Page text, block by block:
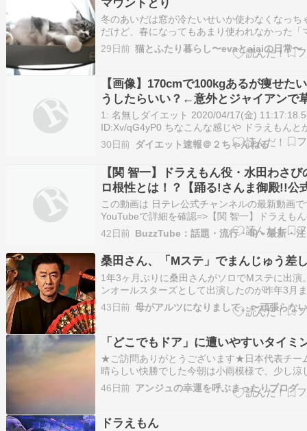
冬のあいだは窓が冷たいせいか使わなくなっち
だけど、春になってもあまり使われなかった「
トスクラッチャー」ですが、ここ数日ブーム再
おります。近所に同じの使ってる子がいてね。
最近使っているようで。そういう季節なんで…
29日前 猫とふたり暮らし〜evaとaiaiの日常〜
【画像】170cmで100kgあるが痩せた
うしたらいい？←意外とジャイアンで
1: 名無しダイエット 2020/04/17(金)
ID:Xv/qG4yP0 ちなこんな感じや ドラえもんと
イアン言われる 続きを読む
30日前 ダイエット速報＠２ちゃんねる
【関 智一】ドラえもん役・水田わさび
ロ根性とは！？【踊る!さんま御殿!!公
この動画は 日テレ公式チャンネルの最新動画
YouTubeで詳細を確認=>【関 智一】ドラえも
田わさびのプロ根性とは！？【踊る!さんま御
式】
42日前
桑田さん、「Mステ」でまんじゅう差
1年3ヶ月ぶりに桑田さんがソロでMステに出演
ンオールスターズとして出演したのが昨年3月
裏かぶり！サザン、2年ぶりMステ出演！ 『ま
裏かぶり！サザン、2年ぶりMステ出演！』サ
ュです！サザンオールスターズ、…
43日前
「どこでもドア」に遭いやすいタイミ
★ご訪問ありがとうございます★日本代表チー
晴らしい快勝でした今朝は小雨模様で、少し涼
助かる。今日も、一日お疲れさまてす 「どこ
ア」に遭いやすいタイミングドラえもんのヒミ
一番魅力的ですアニメなどの架空の世界も…
46日前 アンジュの幸運を呼ぶまったりブログ
ドラえもん